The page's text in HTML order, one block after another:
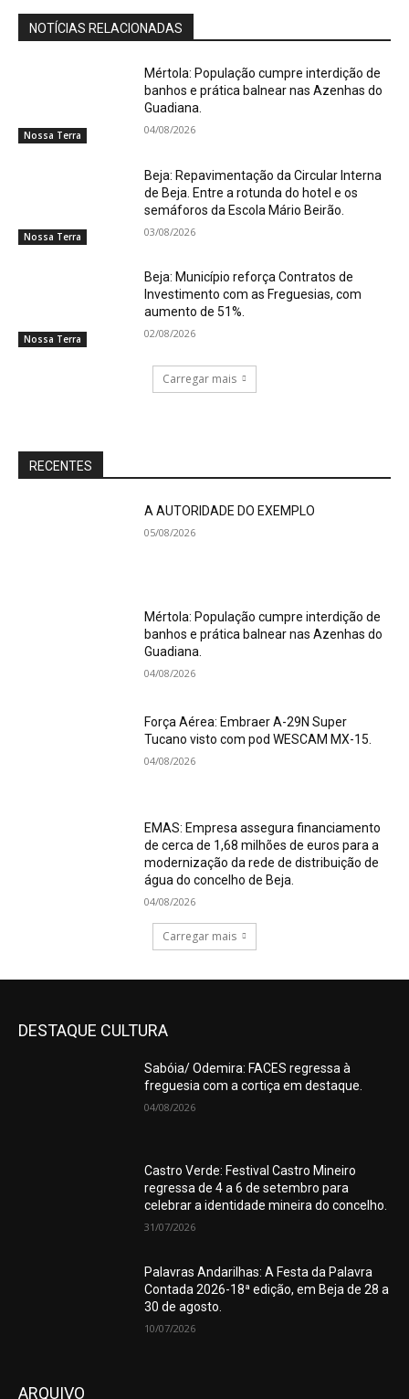
NOTÍCIAS RELACIONADAS
Nossa Terra
Mértola: População cumpre interdição de
banhos e prática balnear nas Azenhas do
Guadiana.
04/08/2026
Nossa Terra
Beja: Repavimentação da Circular Interna
de Beja. Entre a rotunda do hotel e os
semáforos da Escola Mário Beirão.
03/08/2026
Nossa Terra
Beja: Município reforça Contratos de
Investimento com as Freguesias, com
aumento de 51%.
02/08/2026
Carregar mais
RECENTES
A AUTORIDADE DO EXEMPLO
05/08/2026
Mértola: População cumpre interdição de
banhos e prática balnear nas Azenhas do
Guadiana.
04/08/2026
Força Aérea: Embraer A-29N Super
Tucano visto com pod WESCAM MX-15.
04/08/2026
EMAS: Empresa assegura financiamento
de cerca de 1,68 milhões de euros para a
modernização da rede de distribuição de
água do concelho de Beja.
04/08/2026
Carregar mais
DESTAQUE CULTURA
Sabóia/ Odemira: FACES regressa à
freguesia com a cortiça em destaque.
04/08/2026
Castro Verde: Festival Castro Mineiro
regressa de 4 a 6 de setembro para
celebrar a identidade mineira do concelho.
31/07/2026
Palavras Andarilhas: A Festa da Palavra
Contada 2026-18ª edição, em Beja de 28 a
30 de agosto.
10/07/2026
ARQUIVO